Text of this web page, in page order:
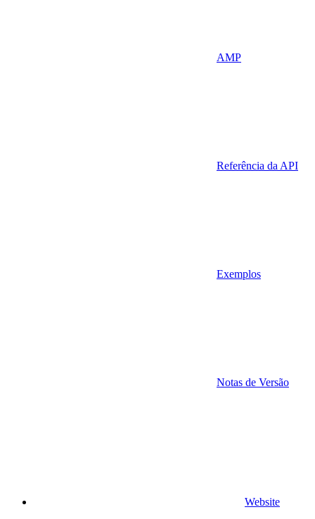
AMP
Referência da API
Exemplos
Notas de Versão
Website